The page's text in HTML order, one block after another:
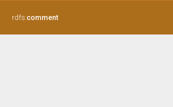
rdfs:comment